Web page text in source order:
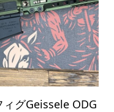
ィグGeissele ODG